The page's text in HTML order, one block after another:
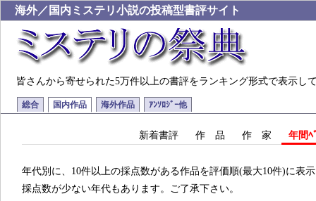
海外／国内ミステリ小説の投稿型書評サイト
皆さんから寄せられた5万件以上の書評をランキング形式で表示し
総合 国内作品 海外作品 ｱﾝｿﾛｼﾞｰ他
新着書評 作 品 作 家 年間ﾍ
年代別に、10件以上の採点数がある作品を評価順(最大10件)に表
採点数が少ない年代もあります。ご了承下さい。